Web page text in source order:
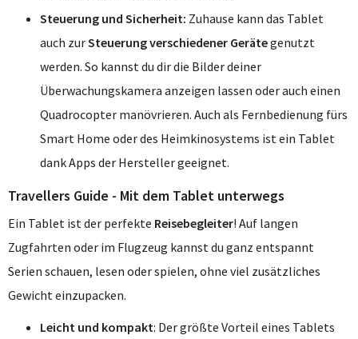
Steuerung und Sicherheit: Zuhause kann das Tablet
auch zurSteuerung verschiedener Gerätegenutzt
werden. So kannst du dir die Bilder deiner
Überwachungskamera anzeigen lassen oder auch einen
Quadrocopter manövrieren. Auch als Fernbedienung fürs
Smart Home oder des Heimkinosystems ist ein Tablet
dank Apps der Hersteller geeignet.
Travellers Guide - Mit dem Tablet unterwegs
Ein Tablet ist der perfekte Reisebegleiter! Auf langen
Zugfahrten oder im Flugzeug kannst du ganz entspannt
Serien schauen, lesen oder spielen, ohne viel zusätzliches
Gewicht einzupacken.
Leicht und kompakt: Der größte Vorteil eines Tablets